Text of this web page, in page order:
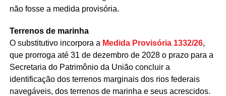
não fosse a medida provisória.
Terrenos de marinha
O substitutivo incorpora a Medida Provisória 1332/26,
que prorroga até 31 de dezembro de 2028 o prazo para a
Secretaria do Patrimônio da União concluir a
identificação dos terrenos marginais dos rios federais
navegáveis, dos terrenos de marinha e seus acrescidos.